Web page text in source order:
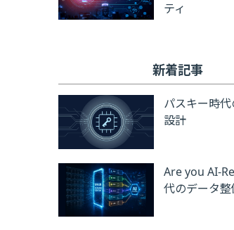
ティ
新着記事
パスキー時
設計
Are you AI-
代のデータ整